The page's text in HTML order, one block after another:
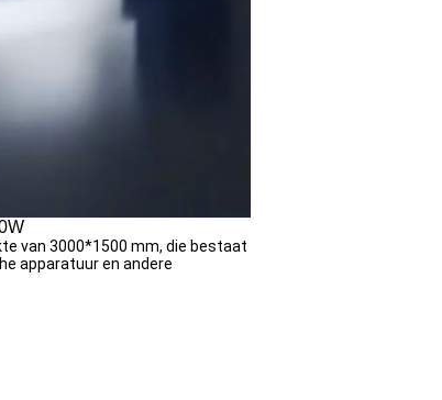
van 3000*1500 mm, die bestaat
apparatuur en andere